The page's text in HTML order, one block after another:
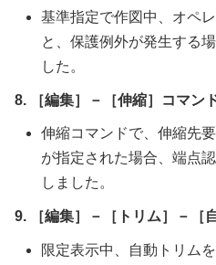
基準指定で作図中、オペ
と、保護例外が発生する
した。
8. ［編集］－［伸縮］コマン
伸縮コマンドで、伸縮先
が指定された場合、端点
しました。
9. ［編集］－［トリム］－［
限定表示中、自動トリム